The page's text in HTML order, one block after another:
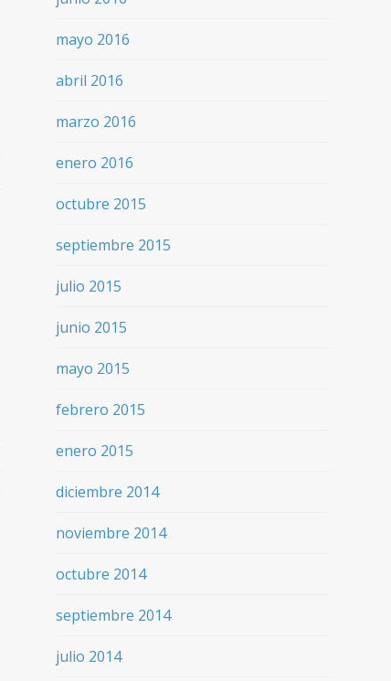
mayo 2016
abril 2016
marzo 2016
enero 2016
octubre 2015
septiembre 2015
julio 2015
junio 2015
mayo 2015
febrero 2015
enero 2015
diciembre 2014
noviembre 2014
octubre 2014
septiembre 2014
julio 2014